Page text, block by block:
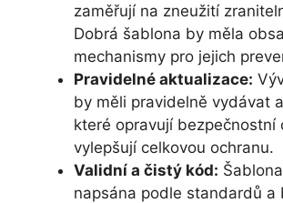
zaměřují na zneužití
Dobrá šablona by měla
mechanismy pro jejich
Pravidelné aktualizace:
by měli pravidelně vydávat
které opravují bezpečnostní
vylepšují celkovou ochranu.
Validní a čistý kód:
napsána podle standardů a